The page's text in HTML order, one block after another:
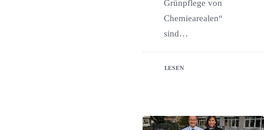
Grünpflege von
Chemiearealen“
sind…
LESEN